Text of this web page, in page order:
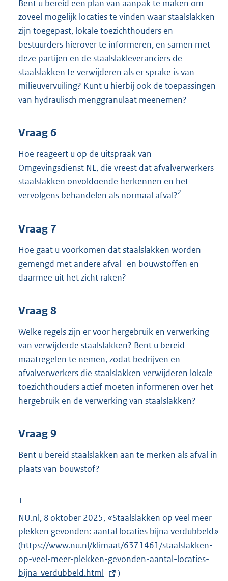
Bent u bereid een plan van aanpak te maken om
zoveel mogelijk locaties te vinden waar staalslakken
zijn toegepast, lokale toezichthouders en
bestuurders hierover te informeren, en samen met
deze partijen en de staalslakleveranciers de
staalslakken te verwijderen als er sprake is van
milieuvervuiling? Kunt u hierbij ook de toepassingen
van hydraulisch menggranulaat meenemen?
Vraag 6
Hoe reageert u op de uitspraak van
Omgevingsdienst NL, die vreest dat afvalverwerkers
staalslakken onvoldoende herkennen en het
vervolgens behandelen als normaal afval?2
Vraag 7
Hoe gaat u voorkomen dat staalslakken worden
gemengd met andere afval- en bouwstoffen en
daarmee uit het zicht raken?
Vraag 8
Welke regels zijn er voor hergebruik en verwerking
van verwijderde staalslakken? Bent u bereid
maatregelen te nemen, zodat bedrijven en
afvalverwerkers die staalslakken verwijderen lokale
toezichthouders actief moeten informeren over het
hergebruik en de verwerking van staalslakken?
Vraag 9
Bent u bereid staalslakken aan te merken als afval in
plaats van bouwstof?
1
NU.nl, 8 oktober 2025, «Staalslakken op veel meer
plekken gevonden: aantal locaties bijna verdubbeld»
(E
x
t
https://www.nu.nl/klimaat/6371461/staalslakken-
op-veel-meer-plekken-gevonden-aantal-locaties-
bijna-verdubbeld.html
)